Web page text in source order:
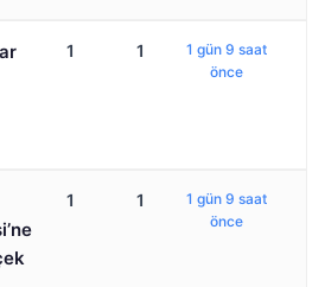
1 1
1 gün 9 saat
önce
1 1
1 gün 9 saat
önce